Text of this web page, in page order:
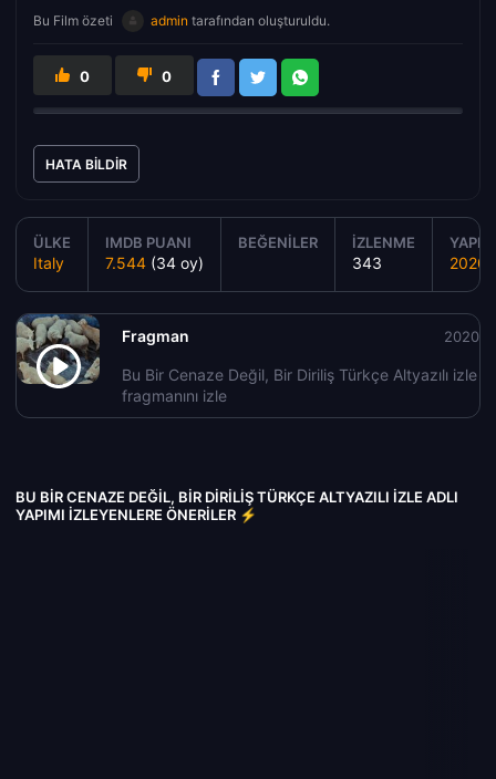
Bu Film özeti admin tarafından oluşturuldu.
0 0
HATA BILDIR
ÜLKE
Italy
IMDB PUANI
7.544 (34 oy)
BEĞENILER İZLENME
343 2020
Fragman
Bu Bir Cenaze Değil, Bir Diriliş Türkçe Altyazılı izle
fragmanını izle
2020
BU BIR CENAZE DEĞIL, BIR DIRILIŞ TÜRKÇE ALTYAZILI IZLE ADLI
YAPIMI İZLEYENLERE ÖNERILER ⚡